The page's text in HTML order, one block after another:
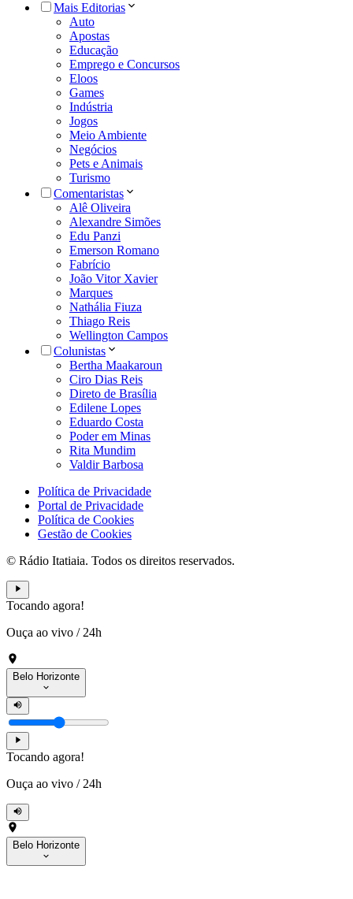
Mais Editorias
Auto
Apostas
Educação
Emprego e Concursos
Eloos
Games
Indústria
Jogos
Meio Ambiente
Negócios
Pets e Animais
Turismo
Comentaristas
Alê Oliveira
Alexandre Simões
Edu Panzi
Emerson Romano
Fabrício
João Vitor Xavier
Marques
Nathália Fiuza
Thiago Reis
Wellington Campos
Colunistas
Bertha Maakaroun
Ciro Dias Reis
Direto de Brasília
Edilene Lopes
Eduardo Costa
Poder em Minas
Rita Mundim
Valdir Barbosa
Política de Privacidade
Portal de Privacidade
Política de Cookies
Gestão de Cookies
© Rádio Itatiaia. Todos os direitos reservados.
Tocando agora!
Ouça ao vivo / 24h
Belo Horizonte
Tocando agora!
Ouça ao vivo / 24h
Belo Horizonte